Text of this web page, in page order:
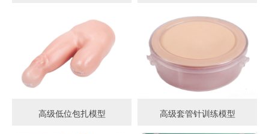
高级低位包扎模型 高级套管针训练模型